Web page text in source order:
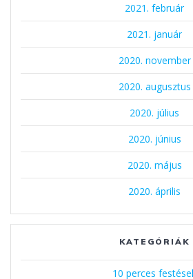
2021. február
2021. január
2020. november
2020. augusztus
2020. július
2020. június
2020. május
2020. április
KATEGÓRIÁK
10 perces